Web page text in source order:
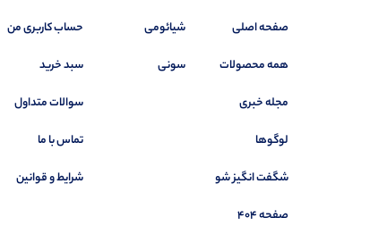
صفحه اصلی
همه محصولات
مجله خبری
لوگوها
شگفت انگیز شو
صفحه 404
شیائومی
سونی
حساب کاربری من
سبد خرید
سوالات متداول
تماس با ما
شرایط و قوانین